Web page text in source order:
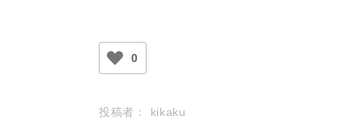
0
投稿者： kikaku